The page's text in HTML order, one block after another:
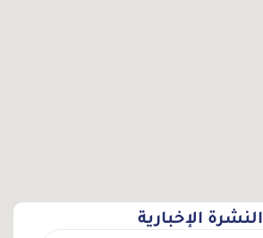
النشرة الإخبارية